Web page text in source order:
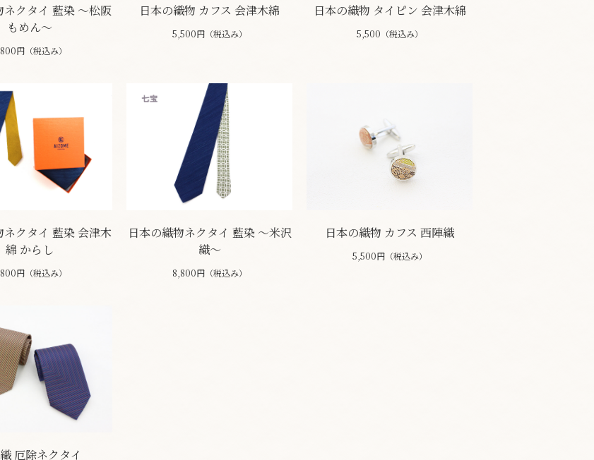
ネクタイ 藍染 ～松阪
もめん～
円（税込み）
日本の織物 カフス 会津木綿
5,500円（税込み）
日本の織物 タイピン 会津木綿
5,500（税込み）
ネクタイ 藍染 会津木
綿 からし
円（税込み）
日本の織物ネクタイ 藍染 ～米沢
織～
8,800円（税込み）
日本の織物 カフス 西陣織
5,500円（税込み）
厄除ネクタイ